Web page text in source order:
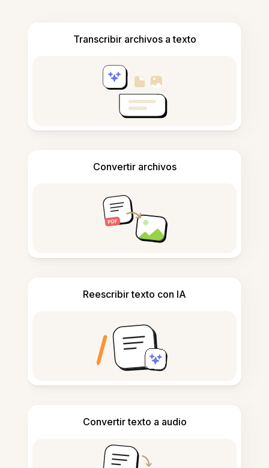
Transcribir archivos a texto
Convertir archivos
Reescribir texto con IA
Convertir texto a audio